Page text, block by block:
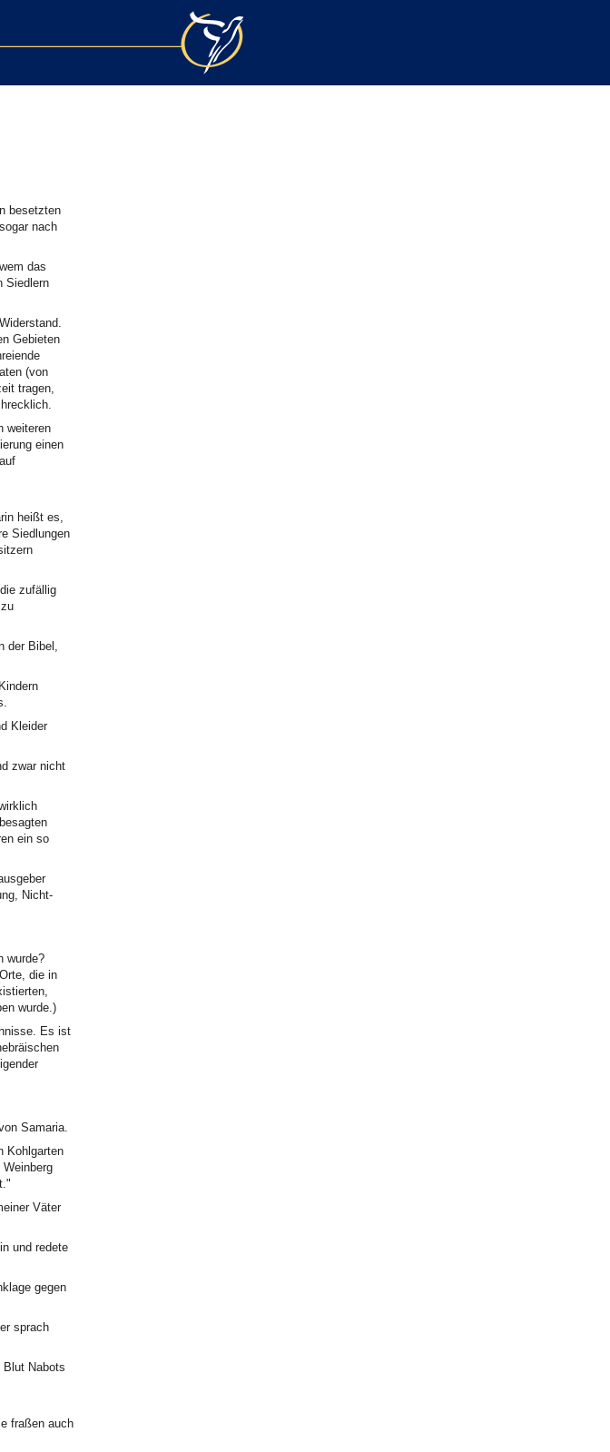
besetzten
nach
das
Siedlern
Gebieten
(von
tragen,
weiteren
einen
heißt es,
Siedlungen
zufällig
der Bibel,
Kleider
zwar nicht
ein so
Nicht-
wurde?
die in
wurde.)
Es ist
Samaria.
Kohlgarten
Väter
und redete
gegen
sprach
Nabots
fraßen auch